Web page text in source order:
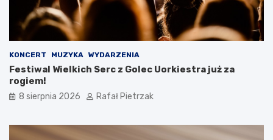
KONCERT MUZYKA WYDARZENIA
Festiwal Wielkich Serc z Golec Uorkiestra już za
rogiem!
8 sierpnia 2026 Rafał Pietrzak